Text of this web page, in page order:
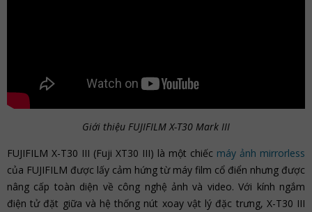
Giới thiệu FUJIFILM X-T30 Mark III
FUJIFILM X-T30 III (Fuji XT30 III) là một chiếc máy ảnh mirrorless
của FUJIFILM được lấy cảm hứng từ máy film cổ điển nhưng được
nâng cấp toàn diện về công nghệ ảnh và video. Với kính ngắm
điện tử đặt giữa và hệ thống nút xoay vật lý đặc trưng, X-T30 III